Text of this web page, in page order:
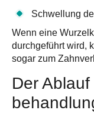
Schwellung
Wenn eine
durchgeführt wird,
sogar zum
Der